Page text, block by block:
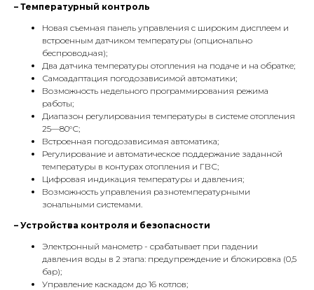
– Температурный контроль
Новая съемная панель управления с широким дисплеем и
встроенным датчиком температуры (опционально
беспроводная);
Два датчика температуры отопления на подаче и на обратке;
Самоадаптация погодозависимой автоматики;
Возможность недельного программирования режима
работы;
Диапазон регулирования температуры в системе отопления
25—80°С;
Встроенная погодозависимая автоматика;
Регулирование и автоматическое поддержание заданной
температуры в контурах отопления и ГВС;
Цифровая индикация температуры и давления;
Возможность управления разнотемпературными
зональными системами.
– Устройства контроля и безопасности
Электронный манометр - срабатывает при падении
давления воды в 2 этапа: предупреждение и блокировка (0,5
бар);
Управление каскадом до 16 котлов;
Адрес
Г.Москва Волоколамское шоссе,
71/22к2
Пн-вс с 9:00 до 18:00
КОНТАКТЫ